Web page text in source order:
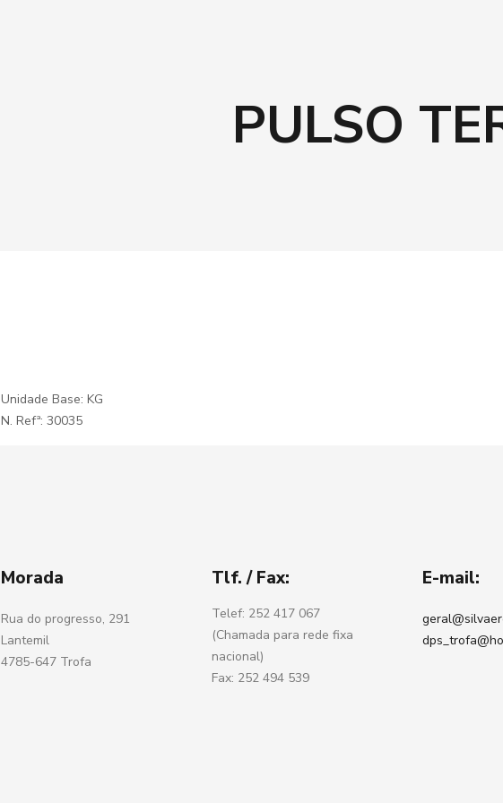
PULSO
Unidade Base: KG
N. Refª: 30035
Morada
Rua do progresso, 291
Lantemil
4785-647 Trofa
Tlf. / Fax:
Telef: 252 417 067
(Chamada para rede fixa
nacional)
Fax: 252 494 539
E-mail: